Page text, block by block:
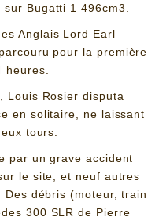
Bugatti 1 496cm3.
Anglais Lord Earl
pour la première
Louis Rosier disputa
en solitaire, ne laissant
tours.
par un grave accident
le site, et neuf autres
débris (moteur, train
300 SLR de Pierre